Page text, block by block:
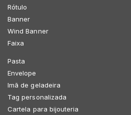
Rótulo
Banner
Wind Banner
Faixa
Pasta
Envelope
Imã de geladeira
Tag personalizada
Cartela para bijouteria